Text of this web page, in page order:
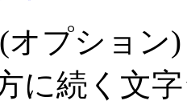
オプション
に続く文